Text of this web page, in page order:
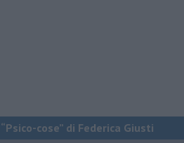
cose” di Federica Giusti